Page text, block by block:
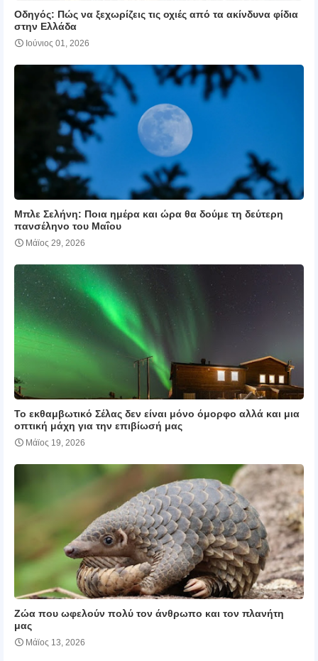
Οδηγός: Πώς να ξεχωρίζεις τις οχιές από τα ακίνδυνα φίδια
στην Ελλάδα
Ιούνιος 01, 2026
Μπλε Σελήνη: Ποια ημέρα και ώρα θα δούμε τη δεύτερη
πανσέληνο του Μαΐου
Μάϊος 29, 2026
Το εκθαμβωτικό Σέλας δεν είναι μόνο όμορφο αλλά και μια
οπτική μάχη για την επιβίωσή μας
Μάϊος 19, 2026
Ζώα που ωφελούν πολύ τον άνθρωπο και τον πλανήτη
μας
Μάϊος 13, 2026